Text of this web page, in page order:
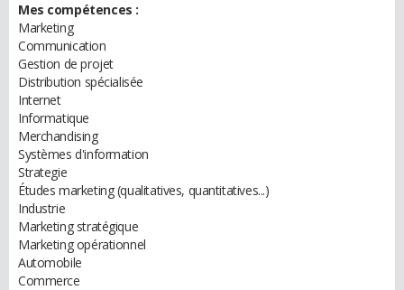
Mes compétences :
Marketing
Communication
Gestion de projet
Distribution spécialisée
Internet
Informatique
Merchandising
Systèmes d'information
Strategie
Études marketing (qualitatives, quantitatives...)
Industrie
Marketing stratégique
Marketing opérationnel
Automobile
Commerce